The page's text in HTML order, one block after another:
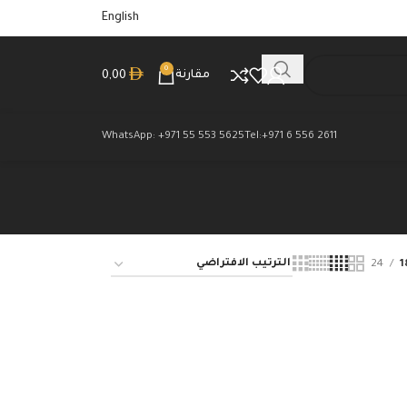
English
مقارنة
0
0,00
Tel:+971 6 556 2611
WhatsApp: +971 55 553 5625
24